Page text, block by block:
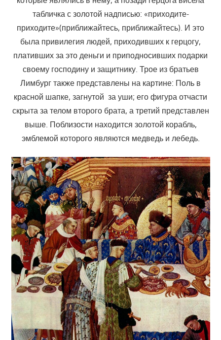
табличка с золотой надписью: «приходите-
приходите»(приближайтесь, приближайтесь). И это
была привилегия людей, приходивших к герцогу,
плативших за это деньги и приподносивших подарки
своему господину и защитнику. Трое из братьев
Лимбург также представлены на картине: Поль в
красной шапке, загнутой за уши; его фигура отчасти
скрыта за телом второго брата, а третий представлен
выше. Поблизости находится золотой корабль,
эмблемой которого являются медведь и лебедь.